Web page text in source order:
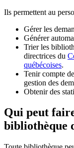
Ils permettent au
Gérer les
Générer
Trier les
directrices du
québécoises.
Tenir compte
gestion des
Obtenir des
Qui peut
bibliothèque